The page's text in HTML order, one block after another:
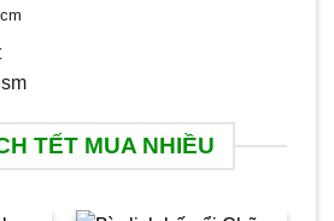
cm
TẾT MUA NHIỀU